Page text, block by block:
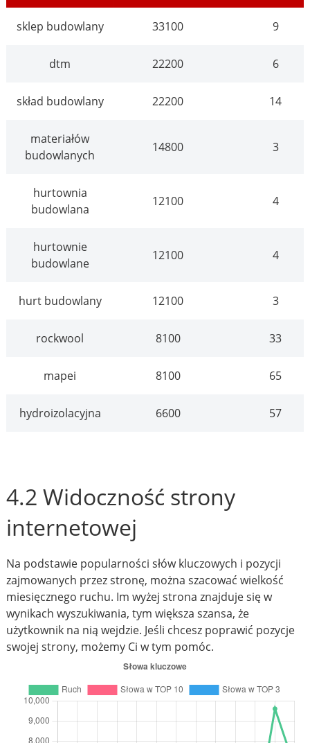
sklep budowlany 33100 9
dtm 22200 6
skład budowlany 22200 14
materiałów
budowlanych
14800 3
hurtownia
budowlana
12100 4
hurtownie
budowlane
12100 4
hurt budowlany 12100 3
rockwool 8100 33
mapei 8100 65
hydroizolacyjna 6600 57
4.2 Widoczność strony
internetowej
Na podstawie popularności słów kluczowych i pozycji
zajmowanych przez stronę, można szacować wielkość
miesięcznego ruchu. Im wyżej strona znajduje się w
wynikach wyszukiwania, tym większa szansa, że
użytkownik na nią wejdzie. Jeśli chcesz poprawić pozycje
swojej strony, możemy Ci w tym pomóc.